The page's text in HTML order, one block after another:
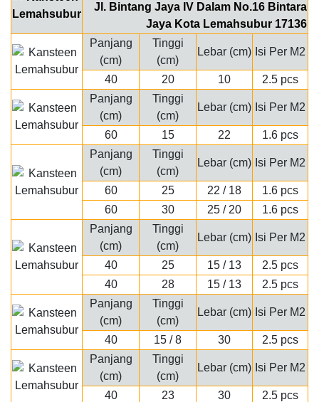
Jl. Bintang Jaya IV Dalam No.16 Bintara
Jaya Kota Lemahsubur 17136
Panjang
(cm)
Tinggi
(cm)
Lebar (cm) Isi Per M2
40 20 10
2.5 pcs
Panjang
(cm)
Tinggi
(cm)
Lebar (cm) Isi Per M2
60 15 22
1.6 pcs
Panjang
(cm)
Tinggi
(cm)
Lebar (cm) Isi Per M2
60 25 22 / 18
1.6 pcs
60
30 25 / 20
1.6 pcs
Panjang
(cm)
Tinggi
(cm)
Lebar (cm) Isi Per M2
40 25 15 / 13
2.5 pcs
40
28 15 / 13
2.5 pcs
Panjang
(cm)
Tinggi
(cm)
Lebar (cm) Isi Per M2
40 15 / 8 30
2.5 pcs
Panjang
(cm)
Tinggi
(cm)
Lebar (cm) Isi Per M2
40 23 30 2.5 pcs